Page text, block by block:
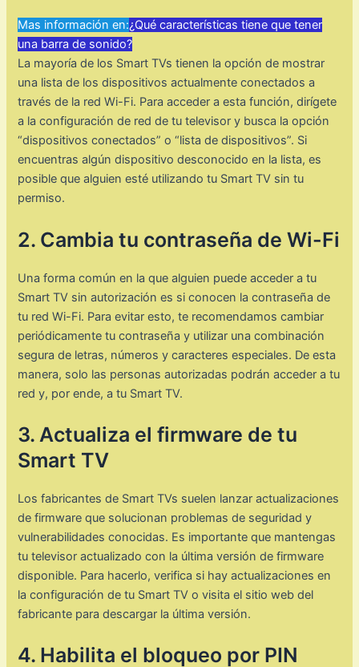
Mas información en:¿Qué características tiene que tener
una barra de sonido?
La mayoría de los Smart TVs tienen la opción de mostrar
una lista de los dispositivos actualmente conectados a
través de la red Wi-Fi. Para acceder a esta función, dirígete
a la configuración de red de tu televisor y busca la opción
“dispositivos conectados” o “lista de dispositivos”. Si
encuentras algún dispositivo desconocido en la lista, es
posible que alguien esté utilizando tu Smart TV sin tu
permiso.
2. Cambia tu contraseña de Wi-Fi
Una forma común en la que alguien puede acceder a tu
Smart TV sin autorización es si conocen la contraseña de
tu red Wi-Fi. Para evitar esto, te recomendamos cambiar
periódicamente tu contraseña y utilizar una combinación
segura de letras, números y caracteres especiales. De esta
manera, solo las personas autorizadas podrán acceder a tu
red y, por ende, a tu Smart TV.
3. Actualiza el firmware de tu
Smart TV
Los fabricantes de Smart TVs suelen lanzar actualizaciones
de firmware que solucionan problemas de seguridad y
vulnerabilidades conocidas. Es importante que mantengas
tu televisor actualizado con la última versión de firmware
disponible. Para hacerlo, verifica si hay actualizaciones en
la configuración de tu Smart TV o visita el sitio web del
fabricante para descargar la última versión.
4. Habilita el bloqueo por PIN